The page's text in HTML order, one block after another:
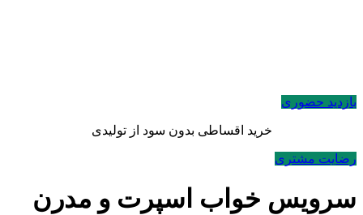
بازدید حضوری
خرید اقساطی بدون سود از تولیدی
رضایت مشتری
سرویس خواب اسپرت و مدرن